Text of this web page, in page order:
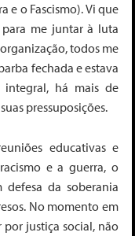
e o Fascismo). Vi que
me juntar à luta
todos me
fechada e estava
integral, há mais de
pressuposições.
educativas e
e a guerra, o
defesa da soberania
No momento em
justiça social, não